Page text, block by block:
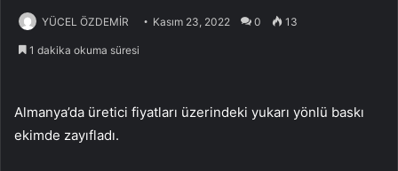
YÜCEL ÖZDEMİR Kasım 23, 2022 0 13
1 dakika okuma süresi
Almanya’da üretici fiyatları üzerindeki yukarı yönlü baskı
ekimde zayıfladı.